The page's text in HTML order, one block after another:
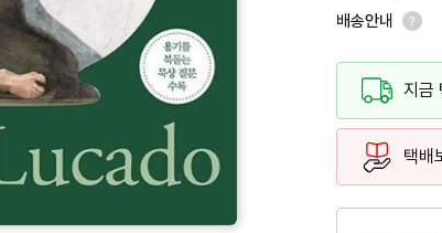
배송안내
지금
택배